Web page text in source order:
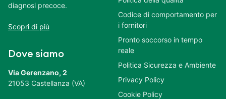
diagnosi precoce.
Scopri di più
Dove siamo
Via Gerenzano, 2
21053 Castellanza (VA)
Codice di comportamento per
i fornitori
Pronto soccorso in tempo
reale
Politica Sicurezza e Ambiente
Privacy Policy
Cookie Policy